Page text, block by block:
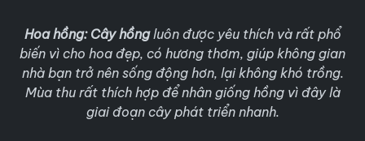
Hoa hồng: Cây hồngluôn được yêu thích và rất phổ
biến vì cho hoa đẹp, có hương thơm, giúp không gian
nhà bạn trở nên sống động hơn, lại không khó trồng.
Mùa thu rất thích hợp để nhân giống hồng vì đây là
giai đoạn cây phát triển nhanh.